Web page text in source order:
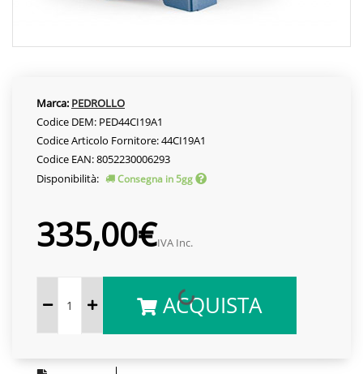
Marca: PEDROLLO
Codice DEM: PED44CI19A1
Codice Articolo Fornitore: 44CI19A1
Codice EAN: 8052230006293
Disponibilità:
Consegna in 5gg
335,00€IVA Inc.
ACQUISTA